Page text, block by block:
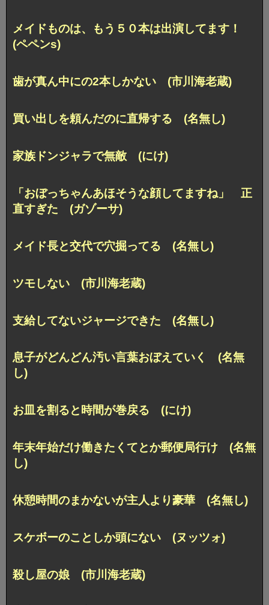
メイドものは、もう５０本は出演してます！
(ペペンs)
歯が真ん中にの2本しかない (市川海老蔵)
買い出しを頼んだのに直帰する (名無し)
家族ドンジャラで無敵 (にけ)
「おぼっちゃんあほそうな顔してますね」 正
直すぎた (ガゾーサ)
メイド長と交代で穴掘ってる (名無し)
ツモしない (市川海老蔵)
支給してないジャージできた (名無し)
息子がどんどん汚い言葉おぼえていく (名無
し)
お皿を割ると時間が巻戻る (にけ)
年末年始だけ働きたくてとか郵便局行け (名無
し)
休憩時間のまかないが主人より豪華 (名無し)
スケボーのことしか頭にない (ヌッツォ)
殺し屋の娘 (市川海老蔵)